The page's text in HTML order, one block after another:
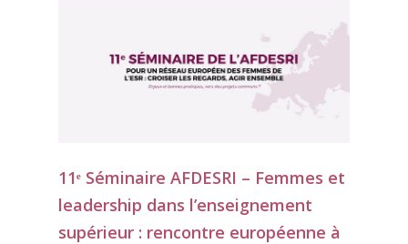
11ᵉ Séminaire AFDESRI – Femmes et
leadership dans l’enseignement
supérieur : rencontre européenne à